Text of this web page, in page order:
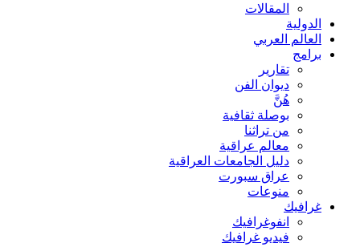
المقالات
الدولية
العالم العربي
برامج
تقارير
ديوان الفن
هُنَّ
بوصلة ثقافية
من تراثنا
معالم عراقية
دليل الجامعات العراقية
عراق سبورت
منوعات
غرافيك
انفوغرافيك
فيديو غرافيك